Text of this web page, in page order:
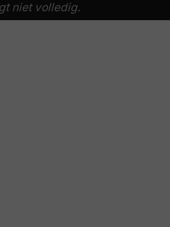
niet volledig.